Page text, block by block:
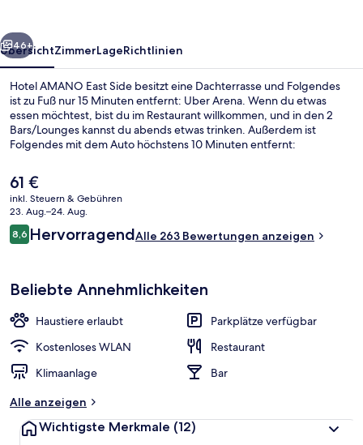
Weiter
46+
ÜbersichtZimmerLageRichtlinien
Hotel AMANO East Side besitzt eine Dachterrasse und Folgendes
ist zu Fuß nur 15 Minuten entfernt: Uber Arena. Wenn du etwas
essen möchtest, bist du im Restaurant willkommen, und in den 2
Bars/Lounges kannst du abends etwas trinken. Außerdem ist
Folgendes mit dem Auto höchstens 10 Minuten entfernt:
Gutes über das hilfsbereite Personal zu berichten. Die Unterkunft ist
nur einen kurzen Fußmarsch von den öffentlichen Verkehrsmitteln
entfernt: Zur U-Bahn läuft man 12 Minuten (U-Bahnhof
Strausberger Platz) bzw. 15 Minuten (U-Bahnhof Heinrich-Heine-
Straße).
Der
aktuelle
Preis
beträgt
61 €.
61 €
inkl. Steuern & Gebühren
23. Aug.–24. Aug.
Bewertungen
8,68,6 von 10.
HervorragendAlle 263 Bewertungen anzeigen
Beliebte Annehmlichkeiten
Haustiere erlaubt
Parkplätze verfügbar
Kostenloses WLAN
Restaurant
Klimaanlage
Bar
Alle anzeigen
Wichtigste Merkmale (12)